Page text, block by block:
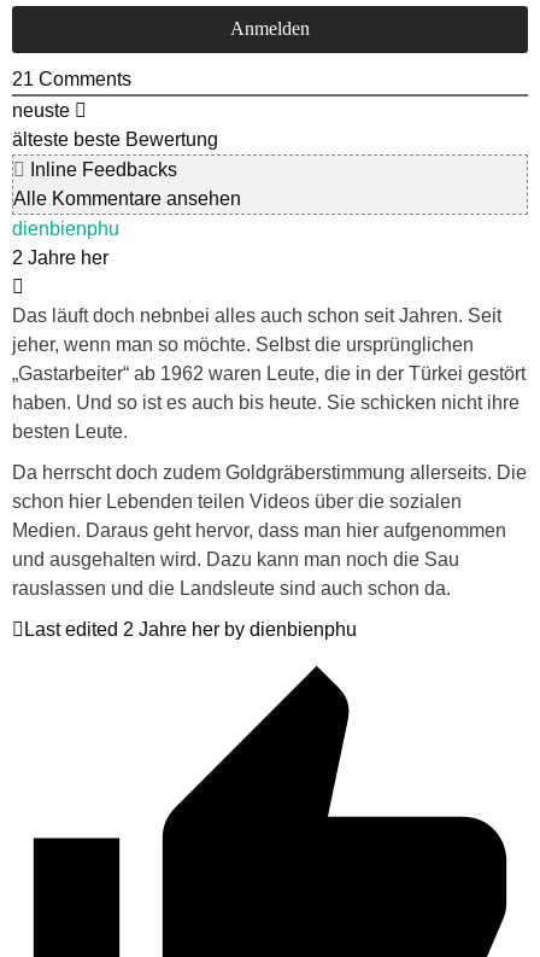
21 Comments
neuste
älteste beste Bewertung
Inline Feedbacks
Alle Kommentare ansehen
dienbienphu
2 Jahre her
Das läuft doch nebnbei alles auch schon seit Jahren. Seit
jeher, wenn man so möchte. Selbst die ursprünglichen
„Gastarbeiter“ ab 1962 waren Leute, die in der Türkei gestört
haben. Und so ist es auch bis heute. Sie schicken nicht ihre
besten Leute.
Da herrscht doch zudem Goldgräberstimmung allerseits. Die
schon hier Lebenden teilen Videos über die sozialen
Medien. Daraus geht hervor, dass man hier aufgenommen
und ausgehalten wird. Dazu kann man noch die Sau
rauslassen und die Landsleute sind auch schon da.
Last edited 2 Jahre her by dienbienphu